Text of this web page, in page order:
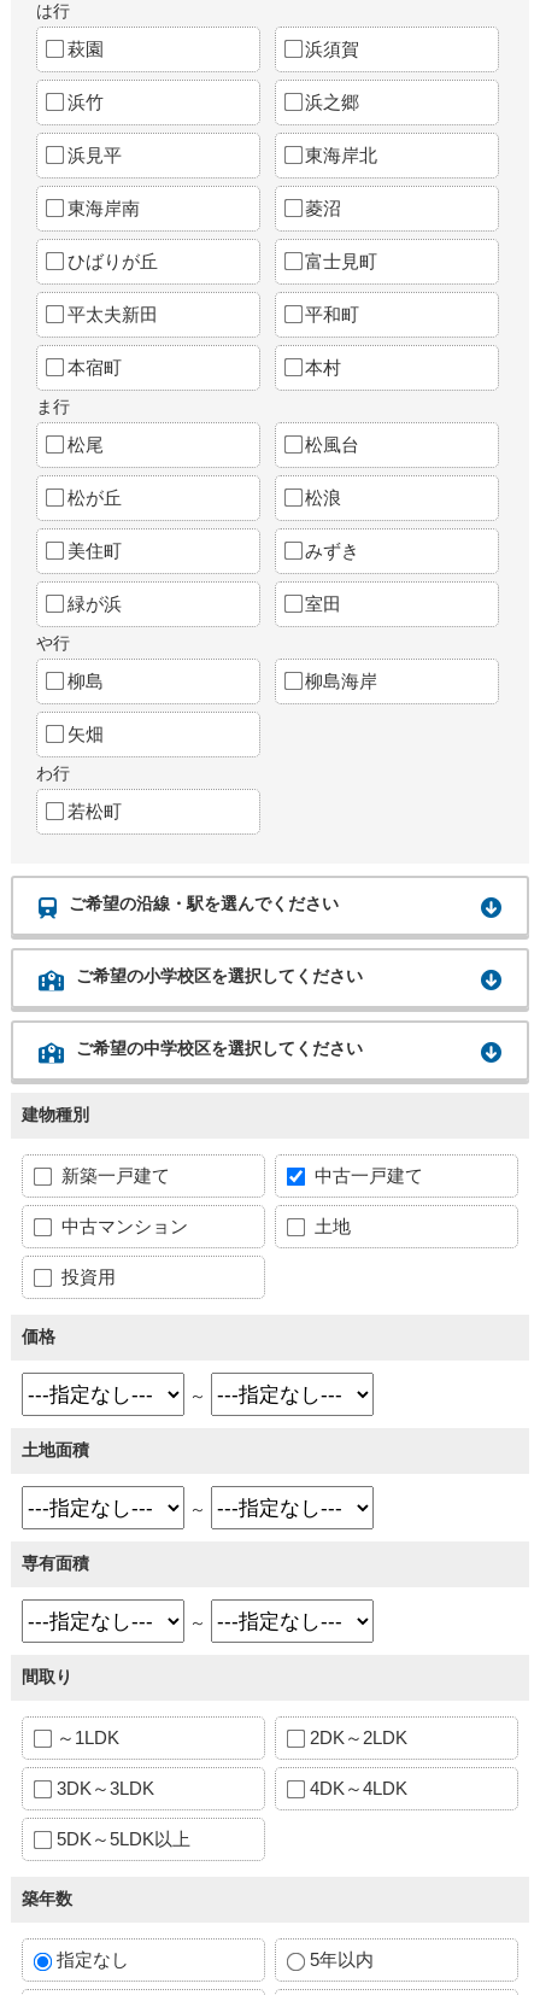
は行
萩園 浜須賀
浜竹 浜之郷
浜見平 東海岸北
東海岸南 菱沼
ひばりが丘 富士見町
平太夫新田 平和町
本宿町 本村
ま行
松尾 松風台
松が丘 松浪
美住町 みずき
緑が浜 室田
や行
柳島 柳島海岸
矢畑
わ行
若松町
ご希望の沿線・駅を選んでください
ご希望の小学校区を選択してください
ご希望の中学校区を選択してください
建物種別
新築一戸建て 中古一戸建て
中古マンション 土地
投資用
価格
～
土地面積
～
専有面積
～
間取り
～1LDK 2DK～2LDK
3DK～3LDK 4DK～4LDK
5DK～5LDK以上
築年数
指定なし 5年以内